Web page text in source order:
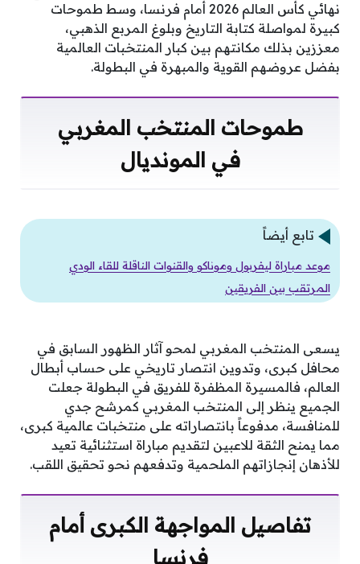
نهائي كأس العالم 2026 أمام فرنسا، وسط طموحات
كبيرة لمواصلة كتابة التاريخ وبلوغ المربع الذهبي،
معززين بذلك مكانتهم بين كبار المنتخبات العالمية
بفضل عروضهم القوية والمبهرة في البطولة.
طموحات المنتخب المغربي
في المونديال
تابع أيضاً
موعد مباراة ليفربول وموناكو والقنوات الناقلة للقاء الودي
المرتقب بين الفريقين
يسعى المنتخب المغربي لمحو آثار الظهور السابق في
محافل كبرى، وتدوين انتصار تاريخي على حساب أبطال
العالم، فالمسيرة المظفرة للفريق في البطولة جعلت
الجميع ينظر إلى المنتخب المغربي كمرشح جدي
للمنافسة، مدفوعاً بانتصاراته على منتخبات عالمية كبرى،
مما يمنح الثقة للاعبين لتقديم مباراة استثنائية تعيد
للأذهان إنجازاتهم الملحمية وتدفعهم نحو تحقيق اللقب.
تفاصيل المواجهة الكبرى أمام
فرنسا